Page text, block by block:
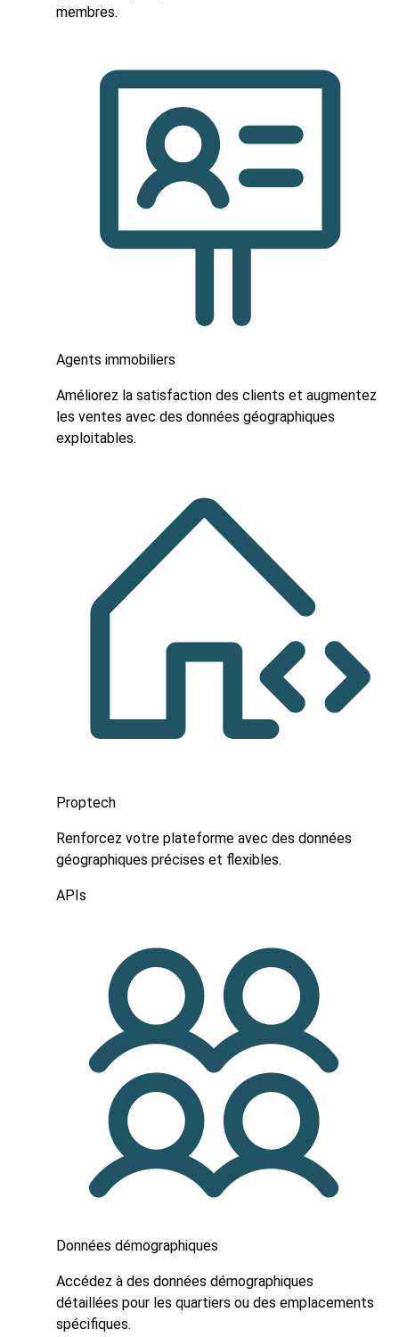
membres.
Agents immobiliers
Améliorez la satisfaction des clients et augmentez
les ventes avec des données géographiques
exploitables.
Proptech
Renforcez votre plateforme avec des données
géographiques précises et flexibles.
APIs
Données démographiques
Accédez à des données démographiques
détaillées pour les quartiers ou des emplacements
spécifiques.